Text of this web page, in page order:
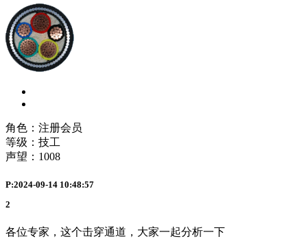
角色：注册会员
等级：技工
声望： 1008
P:2024-09-14 10:48:57
2
各位专家，这个击穿通道，大家一起分析一下